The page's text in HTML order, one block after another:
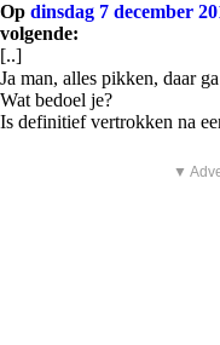
Op dinsdag 7 december
volgende:
[..]
Ja man, alles pikken, daar
Wat bedoel je?
Is definitief vertrokken na
▼